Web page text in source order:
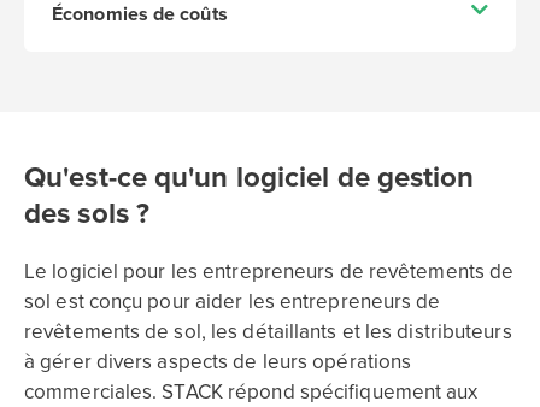
Économies de coûts
Qu'est-ce qu'un logiciel de gestion
des sols ?
Le logiciel pour les entrepreneurs de revêtements de
sol est conçu pour aider les entrepreneurs de
revêtements de sol, les détaillants et les distributeurs
à gérer divers aspects de leurs opérations
commerciales. STACK répond spécifiquement aux